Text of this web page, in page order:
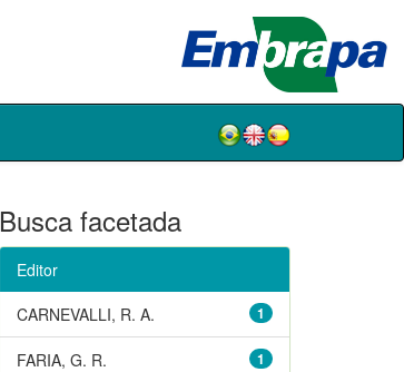
Busca facetada
Editor
1
CARNEVALLI, R. A.
1
FARIA, G. R.